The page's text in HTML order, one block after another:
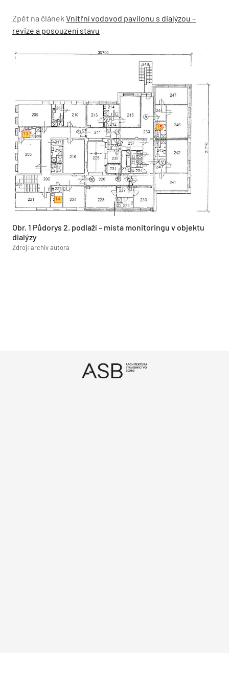
Zpět na článek Vnitřní vodovod pavilonu s dialýzou –
revize a posouzení stavu
Obr. 1 Půdorys 2. podlaží – místa monitoringu v objektu
dialýzy
Zdroj: archiv autora